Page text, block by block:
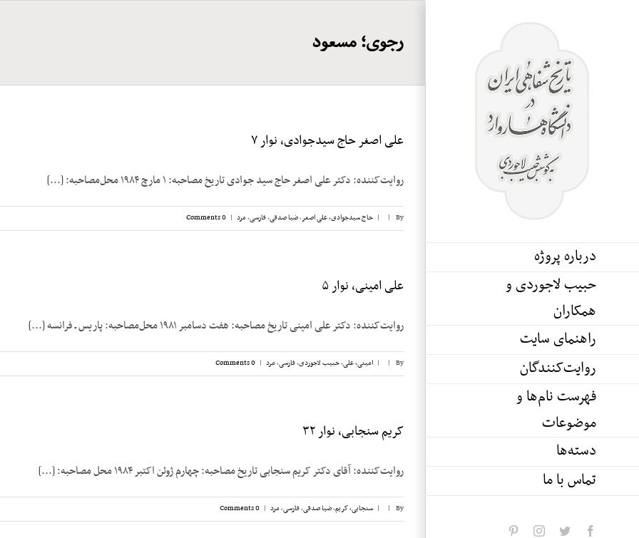
درباره پروژه
حبیب لاجوردی و
همکاران
راهنمای سایت
روایت‌کنندگان
فهرست نام‌ها و
موضوعات
دسته‌ها
تماس با ما
facebook
twitter
instagram
رجوی؛ مسعود
علی اصغر حاج سیدجوادی، نوار ۷
روایت‌کننده: دکتر علی اصغر حاج سید جوادی تاریخ مصاحبه: ۱ مارچ ۱۹۸۴ محل‌مصاحبه: [...]
By
|
| حاج سیدجوادی، علی اصغر,ضیا صدقی,فارسی,مرد |
0 Comments
علی امینی، نوار ۵
روایت‌کننده: دکتر علی امینی تاریخ مصاحبه: هفت دسامبر ۱۹۸۱ محل‌مصاحبه: پاریس ـ فرانسه [...]
By
|
| امینی، علی,حبیب لاجوردی,فارسی,مرد |
0 Comments
کریم سنجابی، نوار ۳۲
روایت‌‌کننده: آقای دکتر کریم سنجابی تاریخ مصاحبه: چهارم ژوئن اکتبر ۱۹۸۴ محل مصاحبه: [...]
By
|
| سنجابی، کریم,ضیا صدقی,فارسی,مرد |
0 Comments